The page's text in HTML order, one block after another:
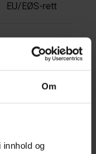
Om
og
EU/EØS-rett